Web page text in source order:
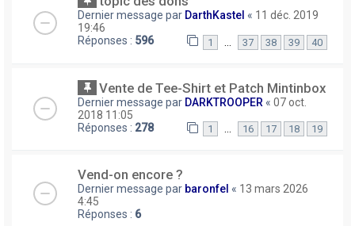
Dernier message par DarthKastel « 11 déc. 2019
19:46
Réponses : 596 1 37 38 39 40
Vente de Tee-Shirt et Patch Mintinbox
Dernier message par DARKTROOPER « 07 oct.
2018 11:05
Réponses : 278 1 16 17 18 19
Vend-on encore ?
Dernier message par baronfel « 13 mars 2026
4:45
Réponses : 6